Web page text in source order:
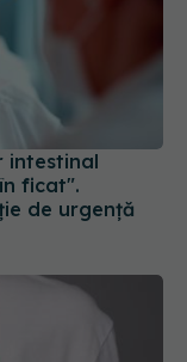
intestinal
ficat".
de urgență